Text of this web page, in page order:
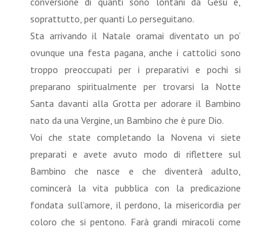
soprattutto, per quanti Lo perseguitano.
Sta arrivando il Natale oramai diventato un po’
ovunque una festa pagana, anche i cattolici sono
troppo preoccupati per i preparativi e pochi si
preparano spiritualmente per trovarsi la Notte
Santa davanti alla Grotta per adorare il Bambino
nato da una Vergine, un Bambino che è pure Dio.
Voi che state completando la Novena vi siete
preparati e avete avuto modo di riflettere sul
Bambino che nasce e che diventerà adulto,
comincerà la vita pubblica con la predicazione
fondata sull’amore, il perdono, la misericordia per
coloro che si pentono. Farà grandi miracoli come